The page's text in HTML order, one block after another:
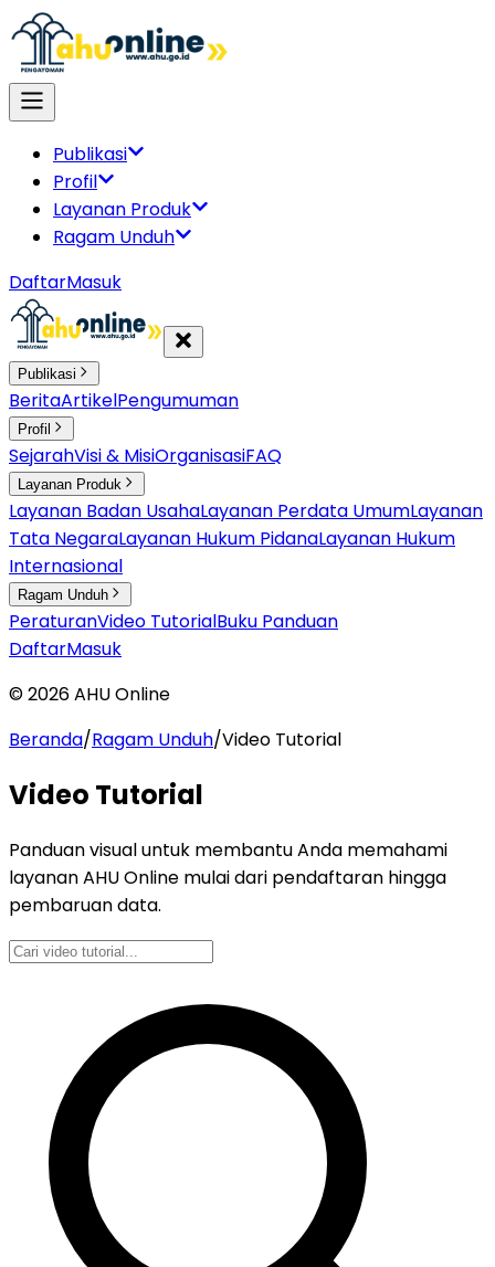
Publikasi
Profil
Layanan Produk
Ragam Unduh
DaftarMasuk
Publikasi
BeritaArtikelPengumuman
Profil
SejarahVisi & MisiOrganisasiFAQ
Layanan Produk
Layanan Badan UsahaLayanan Perdata UmumLayanan
Tata NegaraLayanan Hukum PidanaLayanan Hukum
Internasional
Ragam Unduh
PeraturanVideo TutorialBuku Panduan
DaftarMasuk
©2026AHU Online
Beranda/Ragam Unduh/Video Tutorial
Video Tutorial
Panduan visual untuk membantu Anda memahami
layanan AHU Online mulai dari pendaftaran hingga
pembaruan data.